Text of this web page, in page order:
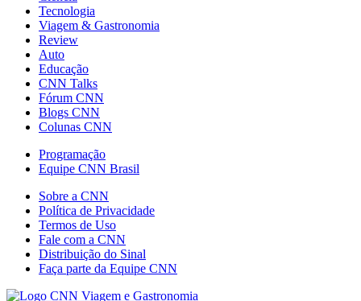
Tecnologia
Viagem & Gastronomia
Review
Auto
Educação
CNN Talks
Fórum CNN
Blogs CNN
Colunas CNN
Programação
Equipe CNN Brasil
Sobre a CNN
Política de Privacidade
Termos de Uso
Fale com a CNN
Distribuição do Sinal
Faça parte da Equipe CNN